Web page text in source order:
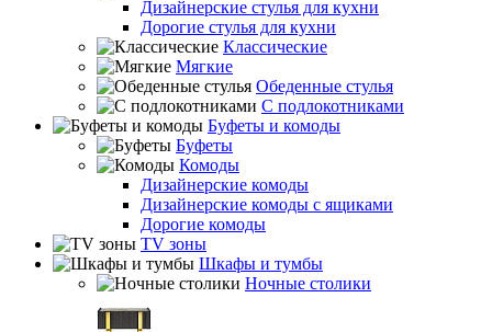
Дизайнерские стулья для кухни
Дорогие стулья для кухни
Классические
Мягкие
Обеденные стулья
С подлокотниками
Буфеты и комоды
Буфеты
Комоды
Дизайнерские комоды
Дизайнерские комоды с ящиками
Дорогие комоды
TV зоны
Шкафы и тумбы
Ночные столики